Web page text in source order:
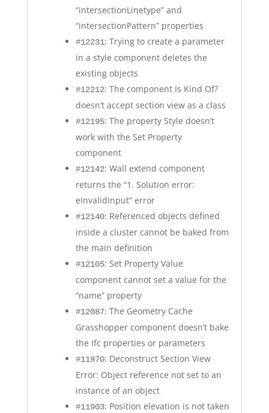
“intersectionLinetype” and
“intersectionPattern” properties
#12231: Trying to create a parameter
in a style component deletes the
existing objects
#12212: The component Is Kind Of?
doesn’t accept section view as a class
#12195: The property Style doesn’t
work with the Set Property
component
#12142: Wall extend component
returns the “1. Solution error:
eInvalidInput” error
#12140: Referenced objects defined
inside a cluster cannot be baked from
the main definition
#12105: Set Property Value
component cannot set a value for the
“name” property
#12087: The Geometry Cache
Grasshopper component doesn’t bake
the Ifc properties or parameters
#11970: Deconstruct Section View
Error: Object reference not set to an
instance of an object
#11903: Position elevation is not taken